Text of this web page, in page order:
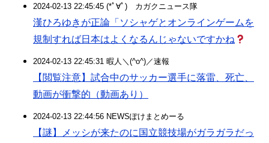
2024-02-13 22:45:45 (*ﾟ∀ﾟ)ゞカガクニュース隊
漢ひろゆきが正論「ソシャゲとオンラインゲームを
規制すれば日本はよくなるんじゃないですかね
2024-02-13 22:45:31 暇人＼(^o^)／速報
【閲覧注意】試合中のサッカー選手に落雷、死亡、
動画が衝撃的（動画あり）
2024-02-13 22:44:56 NEWSぽけまとめーる
【謎】メッシが来たのに国立競技場がガラガラだっ